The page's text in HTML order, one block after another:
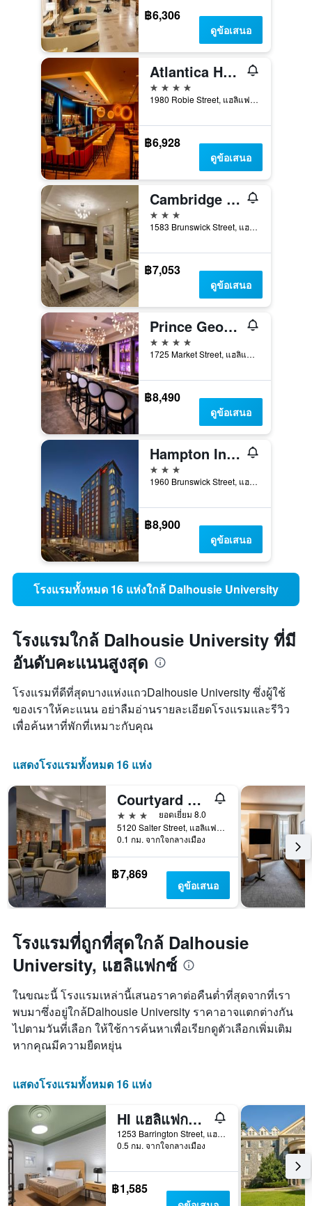
฿6,306
ดูข้อเสนอ
Atlantica Hotel Halifax
4 ดาว
1980 Robie Street, แฮลิแฟกซ์, NS, แคนาดา
฿6,928
ดูข้อเสนอ
Cambridge Suites Hotel Halifax
3 ดาว
1583 Brunswick Street, แฮลิแฟกซ์, NS, แคนาดา
฿7,053
ดูข้อเสนอ
Prince George Hotel
4 ดาว
1725 Market Street, แฮลิแฟกซ์, NS, แคนาดา
฿8,490
ดูข้อเสนอ
Hampton Inn by Hilton Halifax Downtown
3 ดาว
1960 Brunswick Street, แฮลิแฟกซ์, NS, แคนาดา
฿8,900
ดูข้อเสนอ
โรงแรมทั้งหมด 16 แห่งใกล้ Dalhousie University
โรงแรมใกล้ Dalhousie University ที่มี
อันดับคะแนนสูงสุด
โรงแรมที่ดีที่สุดบางแห่งแถวDalhousie University ซึ่งผู้ใช้
ของเราให้คะแนน อย่าลืมอ่านรายละเอียดโรงแรมและรีวิว
เพื่อค้นหาที่พักที่เหมาะกับคุณ
แสดงโรงแรมทั้งหมด 16 แห่ง
Courtyard by Marriott Halifax Downtown
3 ดาว
ยอดเยี่ยม 8.0
5120 Salter Street, แฮลิแฟกซ์, NS, แคนาดา
0.1 กม. จากใจกลางเมือง
฿7,869
ดูข้อเสนอ
โรงแรมที่ถูกที่สุดใกล้ Dalhousie
University, แฮลิแฟกซ์
ในขณะนี้ โรงแรมเหล่านี้เสนอราคาต่อคืนต่ำที่สุดจากที่เรา
พบมาซึ่งอยู่ใกล้Dalhousie University ราคาอาจแตกต่างกัน
ไปตามวันที่เลือก ให้ใช้การค้นหาเพื่อเรียกดูตัวเลือกเพิ่มเติม
หากคุณมีความยืดหยุ่น
แสดงโรงแรมทั้งหมด 16 แห่ง
HI แฮลิแฟกซ์ เฮอริเทจ เฮาส์ - โฮสเทล
1253 Barrington Street, แฮลิแฟกซ์, NS, แคนาดา
0.5 กม. จากใจกลางเมือง
฿1,585